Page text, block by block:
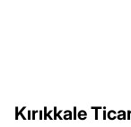
Kırıkkale